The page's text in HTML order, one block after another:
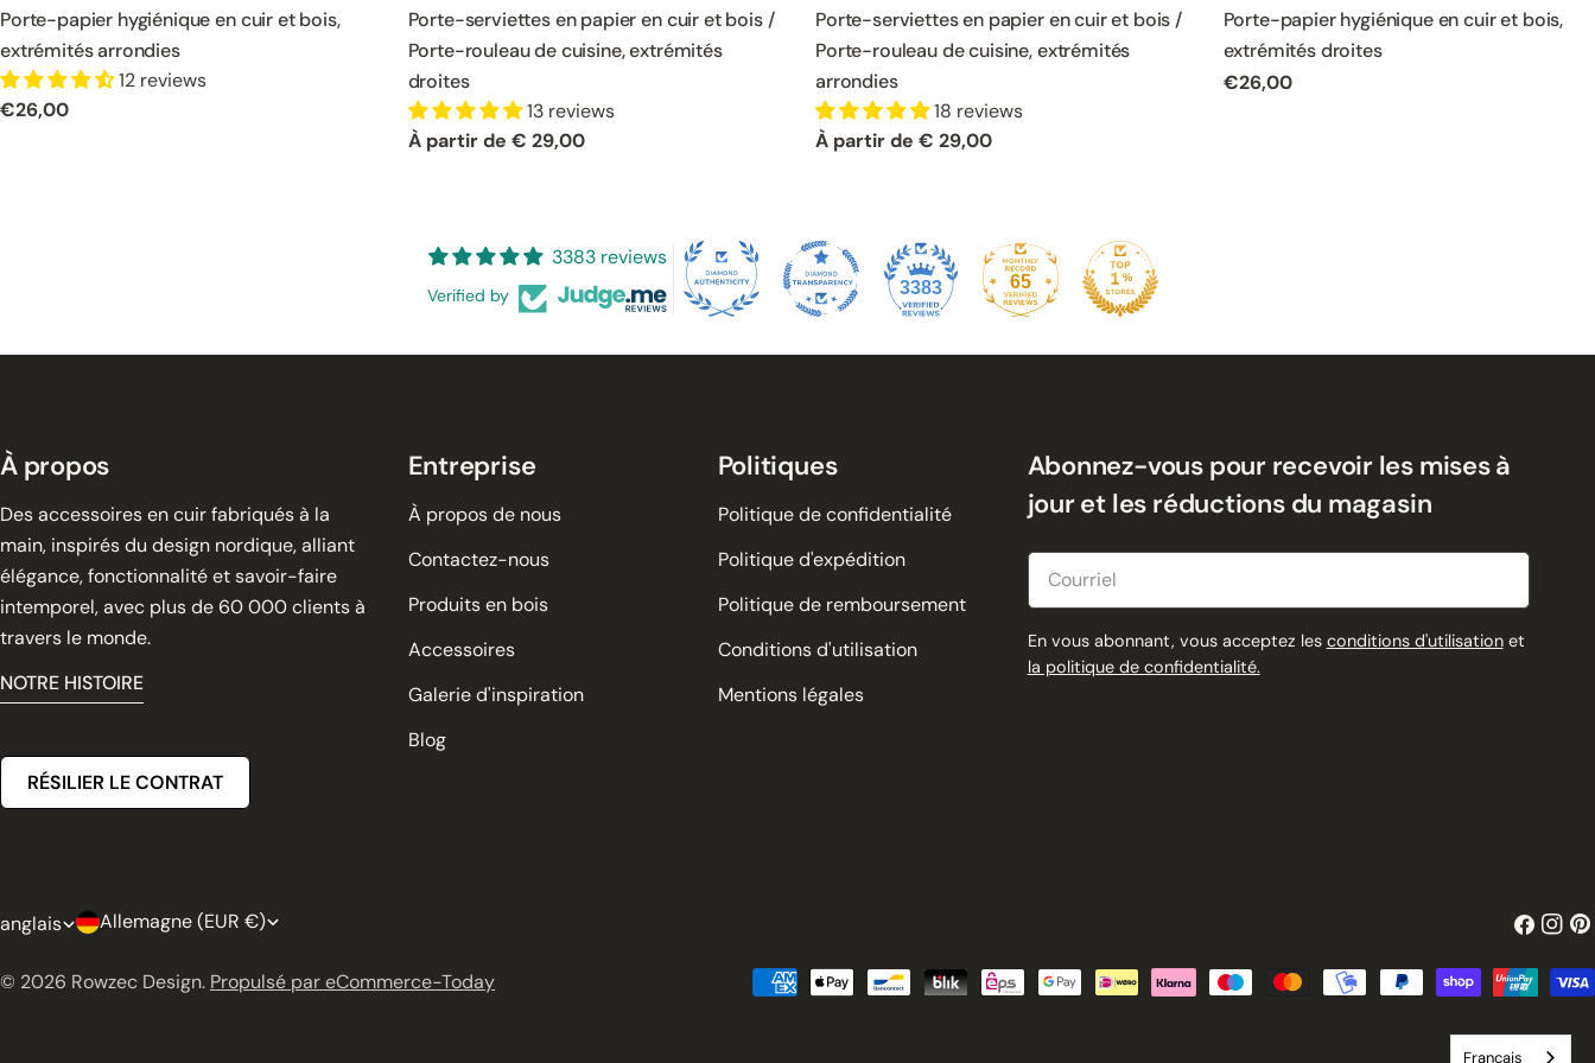
Porte-papier hygiénique en cuir et bois,
extrémités arrondies
12 reviews
Prix
€26,00
Porte-serviettes en papier en cuir et bois /
Porte-rouleau de cuisine, extrémités
droites
13 reviews
Prix
À partir de € 29,00
Porte-serviettes en papier en cuir et bois /
Porte-rouleau de cuisine, extrémités
arrondies
18 reviews
Prix
À partir de € 29,00
Porte-papier hygiénique en cuir et bois,
extrémités droites
Prix
€26,00
3383 reviews
Verified by 3383 65
À propos
Des accessoires en cuir fabriqués à la
main, inspirés du design nordique, alliant
élégance, fonctionnalité et savoir-faire
intemporel, avec plus de 60 000 clients à
travers le monde.
NOTRE HISTOIRE
Entreprise
À propos de nous
Contactez-nous
Produits en bois
Accessoires
Galerie d'inspiration
Blog
Politiques
Politique de confidentialité
Politique d'expédition
Politique de remboursement
Conditions d'utilisation
Mentions légales
Abonnez-vous pour recevoir les mises à
jour et les réductions du magasin
En vous abonnant, vous acceptez les conditions d'utilisationet
la politique de confidentialité.
RÉSILIER LE CONTRAT
L
a
anglais P
a
Allemagne (EUR €) Facebook
© 2026 Rowzec Design. Propulsé par eCommerce-Today
Modes
Français